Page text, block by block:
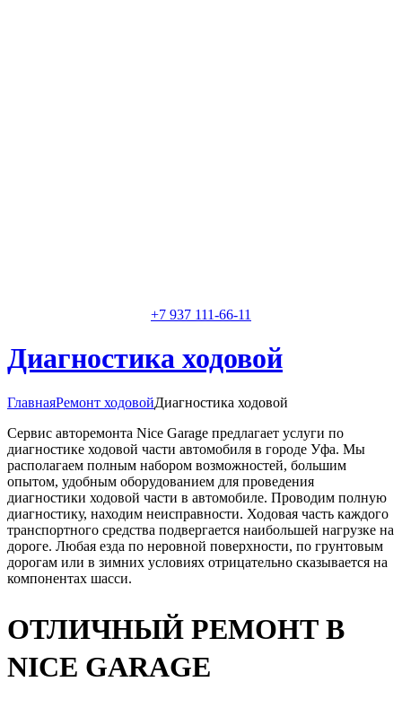
+7 937 111-66-11
Диагностика ходовой
ГлавнаяРемонт ходовойДиагностика ходовой
Сервис авторемонта Nice Garage предлагает услуги по
диагностике ходовой части автомобиля в городе Уфа. Мы
располагаем полным набором возможностей, большим
опытом, удобным оборудованием для проведения
диагностики ходовой части в автомобиле. Проводим полную
диагностику, находим неисправности. Ходовая часть каждого
транспортного средства подвергается наибольшей нагрузке на
дороге. Любая езда по неровной поверхности, по грунтовым
дорогам или в зимних условиях отрицательно сказывается на
компонентах шасси.
ОТЛИЧНЫЙ РЕМОНТ В
NICE GARAGE